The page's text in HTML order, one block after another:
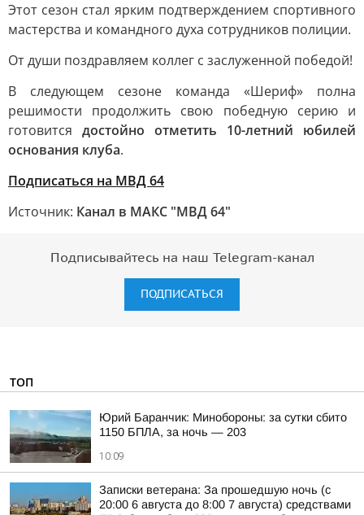
Этот сезон стал ярким подтверждением спортивного
мастерства и командного духа сотрудников полиции.
От души поздравляем коллег с заслуженной победой!
В следующем сезоне команда «Шериф» полна
решимости продолжить свою победную серию и
готовится достойно отметить 10-летний юбилей
основания клуба.
Подписаться на МВД 64
Источник: Канал в МАКС "МВД 64"
Подписывайтесь на наш Telegram-канал
ПОДПИСАТЬСЯ
ТОП
Юрий Баранчик: Минобороны: за сутки сбито
1150 БПЛА, за ночь — 203
10:09
Записки ветерана: За прошедшую ночь (с
20:00 6 августа до 8:00 7 августа) средствами